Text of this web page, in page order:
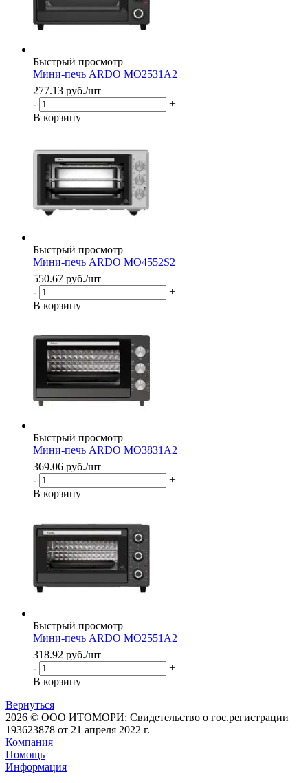
Быстрый просмотр
Мини-печь ARDO MO2531A2
277.13 руб./шт
-
+
В корзину
Быстрый просмотр
Мини-печь ARDO MO4552S2
550.67 руб./шт
-
+
В корзину
Быстрый просмотр
Мини-печь ARDO MO3831A2
369.06 руб./шт
-
+
В корзину
Быстрый просмотр
Мини-печь ARDO MO2551A2
318.92 руб./шт
-
+
В корзину
Вернуться
2026 © ООО ИТОМОРИ: Свидетельство о гос.регистрации
193623878 от 21 апреля 2022 г.
Компания
Помощь
Информация